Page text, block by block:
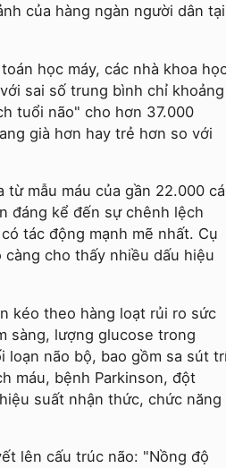
của hàng ngàn người dân tại
học máy, các nhà khoa
sai số trung bình chỉ khoảng
tuổi não" cho hơn 37.000
già hơn hay trẻ hơn so với
mẫu máu của gần 22.000 cá
đáng kể đến sự chênh lệch
tác động mạnh mẽ nhất. Cụ
cho thấy nhiều dấu hiệu
kéo theo hàng loạt rủi ro sức
sàng, lượng glucose trong
loạn não bộ, bao gồm sa sút
máu, bệnh Parkinson, đột
suất nhận thức, chức năng
lên cấu trúc não: "Nồng độ